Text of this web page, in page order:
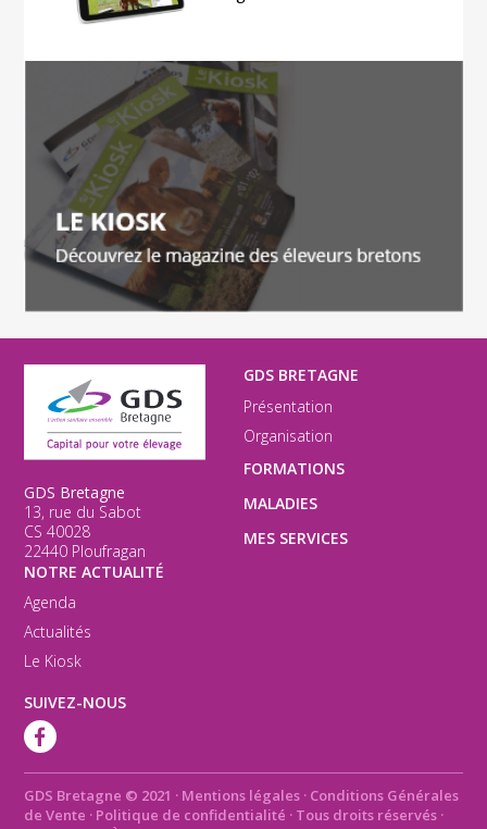
GDS Bretagne
13, rue du Sabot
CS 40028
22440 Ploufragan
GDS BRETAGNE
Présentation
Organisation
FORMATIONS
MALADIES
MES SERVICES
NOTRE ACTUALITÉ
Agenda
Actualités
Le Kiosk
SUIVEZ-NOUS
GDS Bretagne © 2021 · Mentions légales · Conditions Générales
de Vente · Politique de confidentialité · Tous droits réservés ·